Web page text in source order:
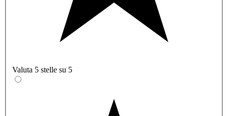
Valuta 5 stelle su 5